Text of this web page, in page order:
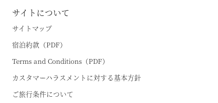
サイトについて
サイトマップ
宿泊約款（PDF）
Terms and Conditions（PDF）
カスタマーハラスメントに対する基本方針
ご旅行条件について